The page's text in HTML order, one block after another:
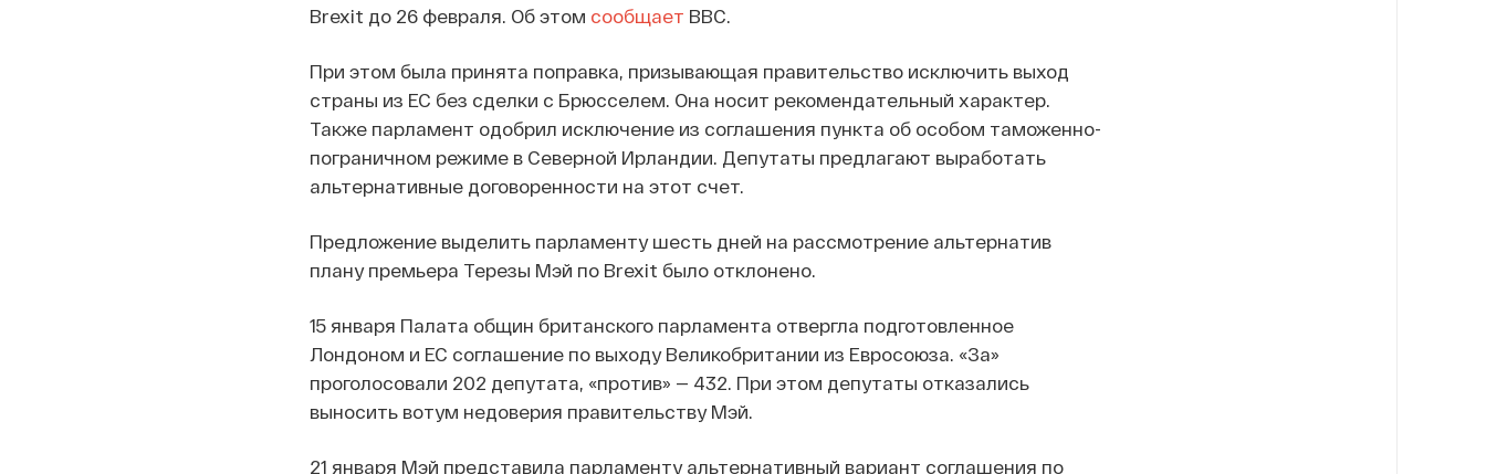
Brexit до 26 февраля. Об этом сообщает BBC.
При этом была принята поправка, призывающая правительство исключить выход
страны из ЕС без сделки с Брюсселем. Она носит рекомендательный характер.
Также парламент одобрил исключение из соглашения пункта об особом таможенно-
пограничном режиме в Северной Ирландии. Депутаты предлагают выработать
альтернативные договоренности на этот счет.
Предложение выделить парламенту шесть дней на рассмотрение альтернатив
плану премьера Терезы Мэй по Brexit было отклонено.
15 января Палата общин британского парламента отвергла подготовленное
Лондоном и ЕС соглашение по выходу Великобритании из Евросоюза. «За»
проголосовали 202 депутата, «против» — 432. При этом депутаты отказались
выносить вотум недоверия правительству Мэй.
21 января Мэй представила парламенту альтернативный вариант соглашения по